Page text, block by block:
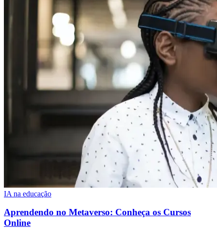
IA na educação
Aprendendo no Metaverso: Conheça os Cursos
Online